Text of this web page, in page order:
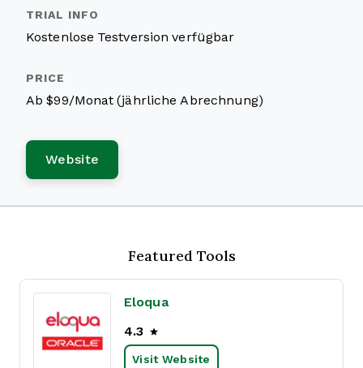
Kostenlose Testversion verfügbar
Ab $99/Monat (jährliche Abrechnung)
Website
Featured Tools
Eloqua
4.3
Visit Website